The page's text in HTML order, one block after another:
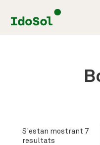
S'estan mostrant 7
resultats